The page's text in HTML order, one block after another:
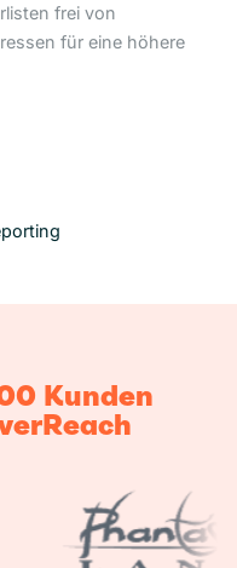
frei von
für eine höhere
Kunden